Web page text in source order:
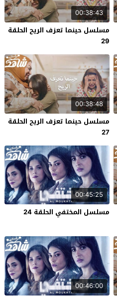
00:38:43
مسلسل حينما تعزف الريح الحلقة
29
00:38:48
مسلسل حينما تعزف الريح الحلقة
27
00:45:25
مسلسل المختفي الحلقة 24
00:46:00